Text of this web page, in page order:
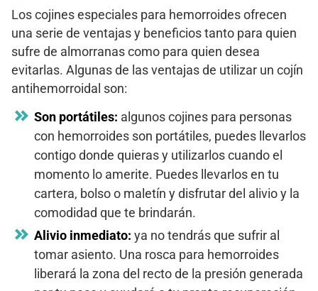
Los cojines especiales para hemorroides ofrecen
una serie de ventajas y beneficios tanto para quien
sufre de almorranas como para quien desea
evitarlas. Algunas de las ventajas de utilizar un cojín
antihemorroidal son:
Son portátiles: algunos cojines para personas
con hemorroides son portátiles, puedes llevarlos
contigo donde quieras y utilizarlos cuando el
momento lo amerite. Puedes llevarlos en tu
cartera, bolso o maletín y disfrutar del alivio y la
comodidad que te brindarán.
Alivio inmediato: ya no tendrás que sufrir al
tomar asiento. Una rosca para hemorroides
liberará la zona del recto de la presión generada